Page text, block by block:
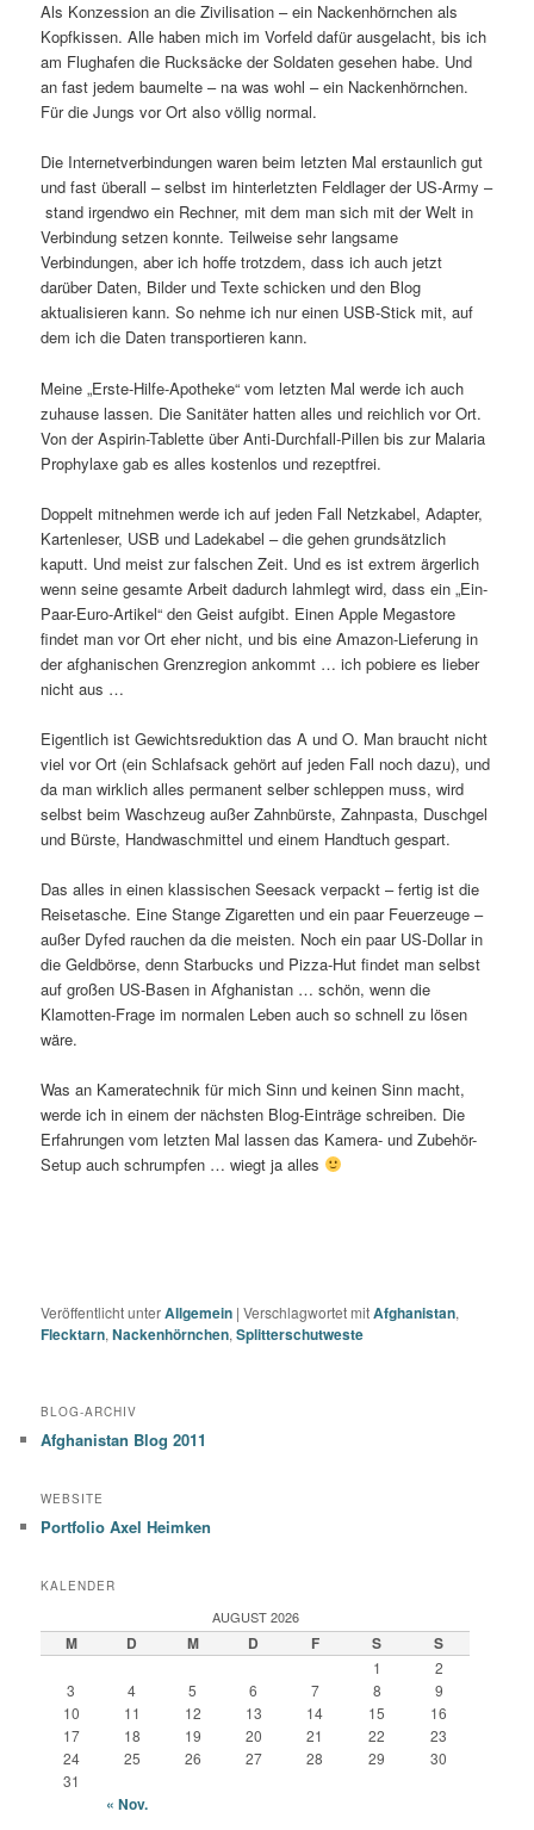
Als Konzession an die Zivilisation – ein Nackenhörnchen als
Kopfkissen. Alle haben mich im Vorfeld dafür ausgelacht, bis ich
am Flughafen die Rucksäcke der Soldaten gesehen habe. Und
an fast jedem baumelte – na was wohl – ein Nackenhörnchen.
Für die Jungs vor Ort also völlig normal.
Die Internetverbindungen waren beim letzten Mal erstaunlich gut
und fast überall – selbst im hinterletzten Feldlager der US-Army –
stand irgendwo ein Rechner, mit dem man sich mit der Welt in
Verbindung setzen konnte. Teilweise sehr langsame
Verbindungen, aber ich hoffe trotzdem, dass ich auch jetzt
darüber Daten, Bilder und Texte schicken und den Blog
aktualisieren kann. So nehme ich nur einen USB-Stick mit, auf
dem ich die Daten transportieren kann.
Meine „Erste-Hilfe-Apotheke“ vom letzten Mal werde ich auch
zuhause lassen. Die Sanitäter hatten alles und reichlich vor Ort.
Von der Aspirin-Tablette über Anti-Durchfall-Pillen bis zur Malaria
Prophylaxe gab es alles kostenlos und rezeptfrei.
Doppelt mitnehmen werde ich auf jeden Fall Netzkabel, Adapter,
Kartenleser, USB und Ladekabel – die gehen grundsätzlich
kaputt. Und meist zur falschen Zeit. Und es ist extrem ärgerlich
wenn seine gesamte Arbeit dadurch lahmlegt wird, dass ein „Ein-
Paar-Euro-Artikel“ den Geist aufgibt. Einen Apple Megastore
findet man vor Ort eher nicht, und bis eine Amazon-Lieferung in
der afghanischen Grenzregion ankommt … ich pobiere es lieber
nicht aus …
Eigentlich ist Gewichtsreduktion das A und O. Man braucht nicht
viel vor Ort (ein Schlafsack gehört auf jeden Fall noch dazu), und
da man wirklich alles permanent selber schleppen muss, wird
selbst beim Waschzeug außer Zahnbürste, Zahnpasta, Duschgel
und Bürste, Handwaschmittel und einem Handtuch gespart.
Das alles in einen klassischen Seesack verpackt – fertig ist die
Reisetasche. Eine Stange Zigaretten und ein paar Feuerzeuge –
außer Dyfed rauchen da die meisten. Noch ein paar US-Dollar in
die Geldbörse, denn Starbucks und Pizza-Hut findet man selbst
auf großen US-Basen in Afghanistan … schön, wenn die
Klamotten-Frage im normalen Leben auch so schnell zu lösen
wäre.
Was an Kameratechnik für mich Sinn und keinen Sinn macht,
werde ich in einem der nächsten Blog-Einträge schreiben. Die
Erfahrungen vom letzten Mal lassen das Kamera- und Zubehör-
Setup auch schrumpfen … wiegt ja alles
Veröffentlicht unterAllgemein |Verschlagwortet mitAfghanistan,
Flecktarn,Nackenhörnchen,Splitterschutweste
BLOG-ARCHIV
Afghanistan Blog 2011
WEBSITE
Portfolio Axel Heimken
KALENDER
AUGUST 2026
M D M D F S S
1
2
3
4 5 6 7 8
9
10
11 12 13 14 15
16
17
18 19 20 21 22
23
24
25 26 27 28 29
30
31
« Nov.